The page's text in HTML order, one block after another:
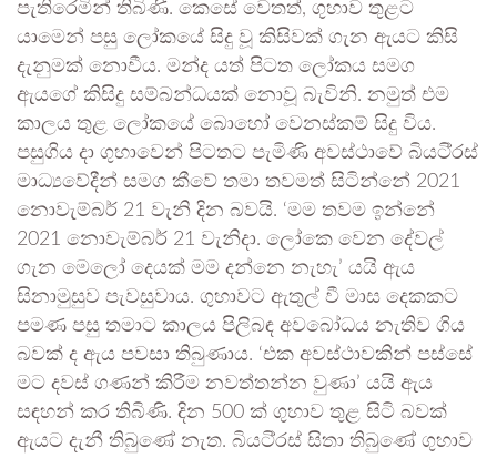
පැතිරෙමින් තිබිණි. කෙසේ වෙතත්, ගුහාව තුළට
යාමෙන් පසු ලෝකයේ සිදු වූ කිසිවක් ගැන ඇයට කිසි
දැනුමක් නොවීය. මන්ද යත් පිටත ලෝකය සමග
ඇයගේ කිසිදු සම්බන්ධයක් නොවූ බැවිනි. නමුත් එම
කාලය තුළ ලෝකයේ බොහෝ වෙනස්කම් සිදු විය.
පසුගිය දා ගුහාවෙන් පිටතට පැමිණි අවස්ථාවේ බියටි්‍රස්
මාධ්‍යවේදීන් සමග කීවේ තමා තවමත් සිටින්නේ 2021
නොවැම්බර් 21 වැනි දින බවයි. ‘මම තවම ඉන්නේ
2021 නොවැම්බර් 21 වැනිදා. ලෝකෙ වෙන දේවල්
ගැන මෙලෝ දෙයක් මම දන්නෙ නැහැ’ යයි ඇය
සිනාමුසුව පැවසුවාය. ගුහාවට ඇතුල් වී මාස දෙකකට
පමණ පසු තමාට කාලය පිලිබඳ අවබෝධය නැතිව ගිය
බවක් ද ඇය පවසා තිබුණාය. ‘එක අවස්ථාවකින් පස්සේ
මට දවස් ගණන් කිරීම නවත්තන්න වුණා’ යයි ඇය
සඳහන් කර තිබිණි. දින 500 ක් ගුහාව තුළ සිටි බවක්
ඇයට දැනී තිබුණේ නැත. බියටි්‍රස් සිතා තිබුණේ ගුහාව